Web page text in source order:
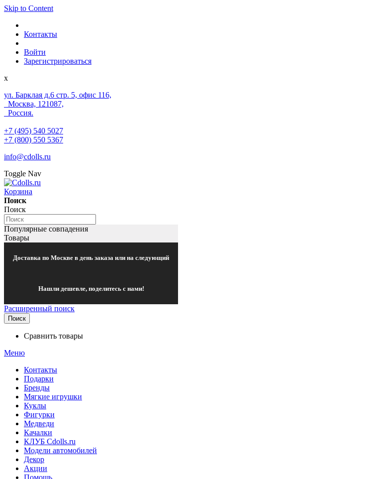
Skip to Content
Контакты
Войти
Зарегистрироваться
x
ул. Барклая д.6 стр. 5, офис 116,
Москва, 121087,
Россия.
+7 (495) 540 5027
+7 (800) 550 5367
info@cdolls.ru
Toggle Nav
Корзина
Поиск
Поиск
Популярные совпадения
Товары
Доставка по Москве в день заказа или на следующий
Нашли дешевле, поделитесь с нами!
Расширенный поиск
Поиск
Сравнить товары
Меню
Контакты
Подарки
Бренды
Мягкие игрушки
Куклы
Фигурки
Медведи
Качалки
КЛУБ Cdolls.ru
Модели автомобилей
Декор
Акции
Помощь